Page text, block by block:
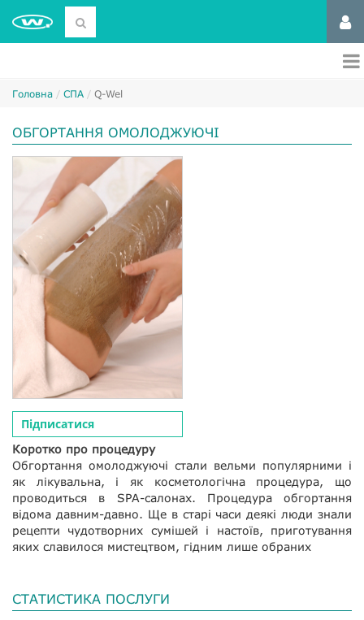
Головна СПА Q-Wel
ОБГОРТАННЯ ОМОЛОДЖУЮЧІ
Підписатися
Коротко про процедуру
Обгортання омолоджуючі стали вельми популярними і
як лікувальна, і як косметологічна процедура, що
проводиться в SPA-салонах. Процедура обгортання
відома давним-давно. Ще в старі часи деякі люди знали
рецепти чудотворних сумішей і настоїв, приготування
яких славилося мистецтвом, гідним лише обраних
СТАТИСТИКА ПОСЛУГИ